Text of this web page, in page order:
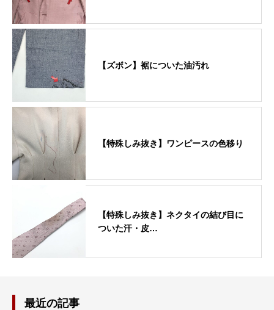
【ズボン】裾についた油汚れ
【特殊しみ抜き】ワンピースの色移り
【特殊しみ抜き】ネクタイの結び目に
ついた汗・皮…
最近の記事